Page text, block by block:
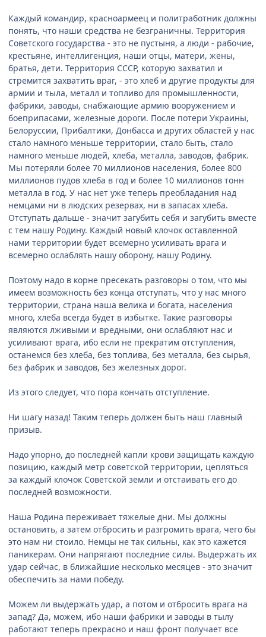
Каждый командир, красноармеец и политработник должны
понять, что наши средства не безграничны. Территория
Советского государства - это не пустыня, а люди - рабочие,
крестьяне, интеллигенция, наши отцы, матери, жены,
братья, дети. Территория СССР, которую захватил и
стремится захватить враг, - это хлеб и другие продукты для
армии и тыла, металл и топливо для промышленности,
фабрики, заводы, снабжающие армию вооружением и
боеприпасами, железные дороги. После потери Украины,
Белоруссии, Прибалтики, Донбасса и других областей у нас
стало намного меньше территории, стало быть, стало
намного меньше людей, хлеба, металла, заводов, фабрик.
Мы потеряли более 70 миллионов населения, более 800
миллионов пудов хлеба в год и более 10 миллионов тонн
металла в год. У нас нет уже теперь преобладания над
немцами ни в людских резервах, ни в запасах хлеба.
Отступать дальше - значит загубить себя и загубить вместе
с тем нашу Родину. Каждый новый клочок оставленной
нами территории будет всемерно усиливать врага и
всемерно ослаблять нашу оборону, нашу Родину.
Поэтому надо в корне пресекать разговоры о том, что мы
имеем возможность без конца отступать, что у нас много
территории, страна наша велика и богата, населения
много, хлеба всегда будет в избытке. Такие разговоры
являются лживыми и вредными, они ослабляют нас и
усиливают врага, ибо если не прекратим отступления,
останемся без хлеба, без топлива, без металла, без сырья,
без фабрик и заводов, без железных дорог.
Из этого следует, что пора кончать отступление.
Ни шагу назад! Таким теперь должен быть наш главный
призыв.
Надо упорно, до последней капли крови защищать каждую
позицию, каждый метр советской территории, цепляться
за каждый клочок Советской земли и отстаивать его до
последней возможности.
Наша Родина переживает тяжелые дни. Мы должны
остановить, а затем отбросить и разгромить врага, чего бы
это нам ни стоило. Немцы не так сильны, как это кажется
паникерам. Они напрягают последние силы. Выдержать их
удар сейчас, в ближайшие несколько месяцев - это значит
обеспечить за нами победу.
Можем ли выдержать удар, а потом и отбросить врага на
запад? Да, можем, ибо наши фабрики и заводы в тылу
работают теперь прекрасно и наш фронт получает все